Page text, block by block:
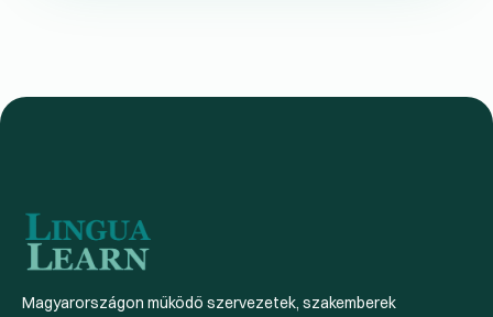
Magyarországon működő szervezetek, szakemberek